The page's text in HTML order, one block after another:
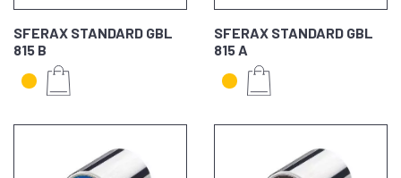
SFERAX STANDARD GBL
815 B
SFERAX STANDARD GBL
815 A